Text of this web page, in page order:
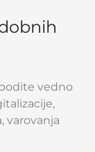
vedno
varovanja